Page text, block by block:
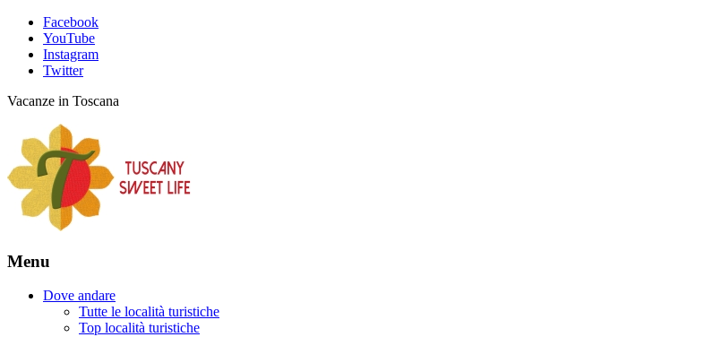
Facebook
YouTube
Instagram
Twitter
Vacanze in Toscana
Menu
Dove andare
Tutte le località turistiche
Top località turistiche